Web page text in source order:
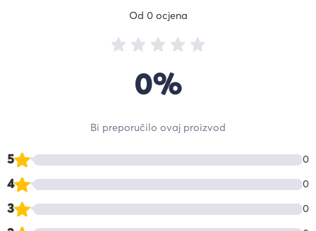
5 0
4 0
3 0
Od 0 ocjena
0%
Bi preporučilo ovaj proizvod